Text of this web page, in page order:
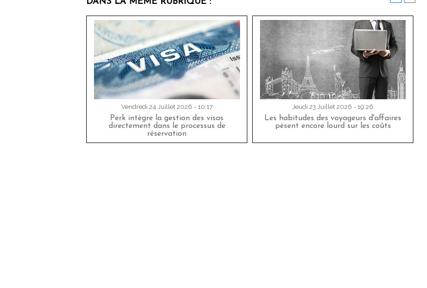
DANS LA MÊME RUBRIQUE :
Vendredi 24 Juillet 2026 - 10:17
Perk intègre la gestion des visas
directement dans le processus de
réservation
Jeudi 23 Juillet 2026 - 19:26
Les habitudes des voyageurs d'affaires
pèsent encore lourd sur les coûts